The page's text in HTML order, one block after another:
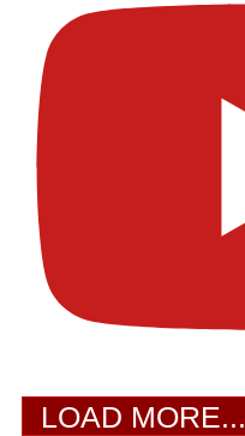
LOAD MORE...